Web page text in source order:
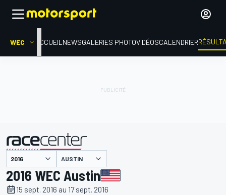
WEC ACCUEIL NEWSGALERIES PHOTOVIDÉOSCALENDRIER
présenté par AUSTIN
2016 WEC Austin
15 sept. 2016 au 17 sept. 2016